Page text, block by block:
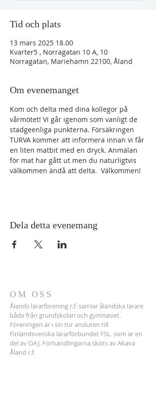
Tid och plats
13 mars 2025 18.00
Kvarter5 , Norragatan 10 A, 10
Norragatan, Mariehamn 22100, Åland
Om evenemanget
Kom och delta med dina kollegor på
vårmötet! Vi går igenom som vanligt de
stadgeenliga punkterna. Försäkringen
TURVA kommer att informera innan vi får
en liten matbit med en dryck. Anmälan
för mat har gått ut men du naturligtvis
välkommen ändå att delta.  Välkommen!
Dela detta evenemang
OM OSS
Ålands lärarförening r.f. samlar åländska lärare
både från grundskolan och gymnasiet.
Föreningen är i sin tur ansluten till
Finlandsvenska lärarförbundet FSL. som är en
del av OAJ. Förhandlingarna sköts av Akava
Åland r.f.